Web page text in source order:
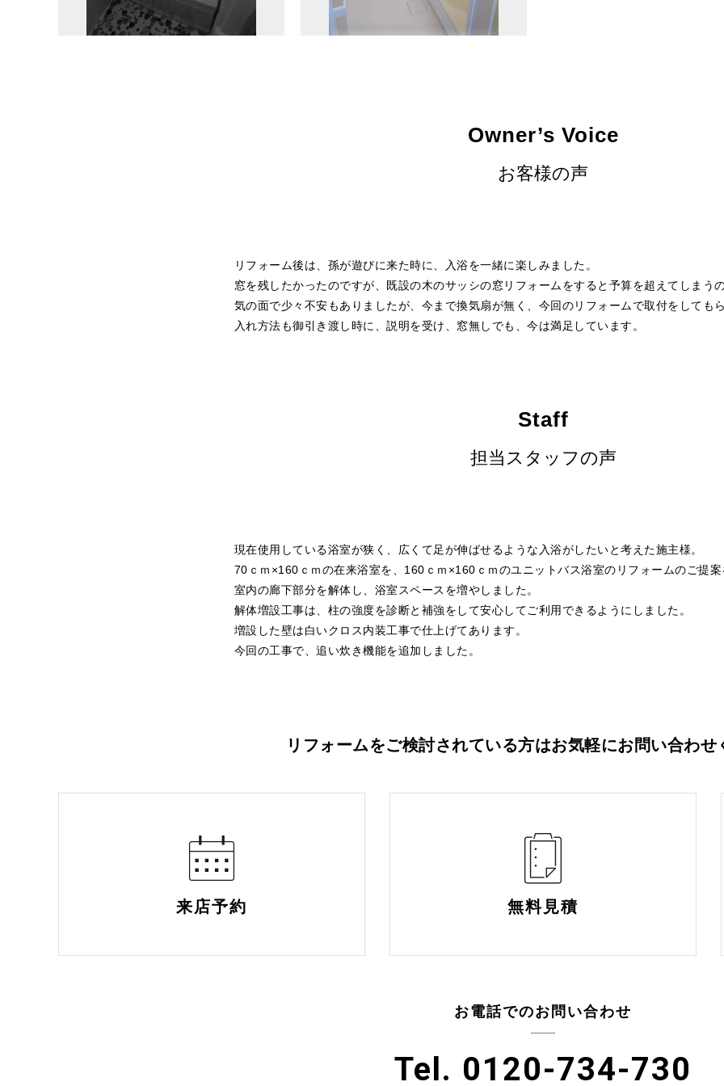
Owner’s Voice
お客様の声
リフォーム後は、孫が遊びに来た時に、入浴を一緒に楽しみました。
窓を残したかったのですが、既設の木のサッシの窓リフォームをすると予算を超えてしまう
気の面で少々不安もありましたが、今まで換気扇が無く、今回のリフォームで取付をしても
入れ方法も御引き渡し時に、説明を受け、窓無しでも、今は満足しています。
Staff
担当スタッフの声
現在使用している浴室が狭く、広くて足が伸ばせるような入浴がしたいと考えた施主様。
70ｃｍ×160ｃｍの在来浴室を、160ｃｍ×160ｃｍのユニットバス浴室のリフォームのご提案
室内の廊下部分を解体し、浴室スペースを増やしました。
解体増設工事は、柱の強度を診断と補強をして安心してご利用できるようにしました。
増設した壁は白いクロス内装工事で仕上げてあります。
今回の工事で、追い炊き機能を追加しました。
リフォームをご検討されている方はお気軽にお問い合わせ
来店予約 無料見積
お電話でのお問い合わせ
Tel. 0120-734-730